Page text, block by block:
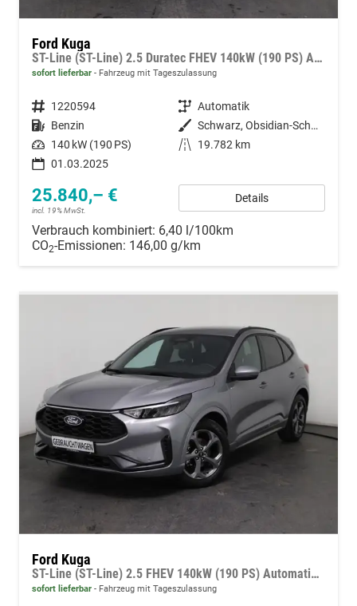
Ford Kuga
ST-Line (ST-Line) 2.5 Duratec FHEV 140kW (190 PS) Automatikgetriebe
sofort lieferbar Fahrzeug mit Tageszulassung
Fahrzeugnummer 1220594 Getriebe Automatik
Kraftstoff Benzin Außenfarbe
Schwarz, Obsidian-Schwarz Metallic (PN4GM0)
Leistung 140 kW (190 PS) Kilometerstand
19.782 km
01.03.2025
25.840,– €
incl. 19% MwSt.
Details
Verbrauch kombiniert: 6,40 l/100km
CO2-Emissionen: 146,00 g/km
Ford Kuga
ST-Line (ST-Line) 2.5 FHEV 140kW (190 PS) Automatikgetriebe
sofort lieferbar Fahrzeug mit Tageszulassung